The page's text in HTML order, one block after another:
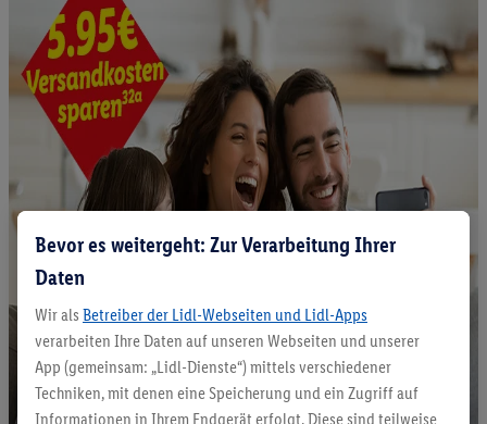
Bevor es weitergeht: Zur Verarbeitung Ihrer
Daten
Wir als Betreiber der Lidl-Webseiten und Lidl-Apps
verarbeiten Ihre Daten auf unseren Webseiten und unserer
App (gemeinsam: „Lidl-Dienste“) mittels verschiedener
Techniken, mit denen eine Speicherung und ein Zugriff auf
Informationen in Ihrem Endgerät erfolgt. Diese sind teilweise